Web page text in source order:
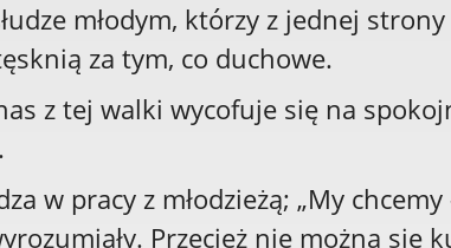
młodym, którzy z jednej
za tym, co duchowe.
z tej walki wycofuje się na
w pracy z młodzieżą; „My chcemy
Przecież nie można się